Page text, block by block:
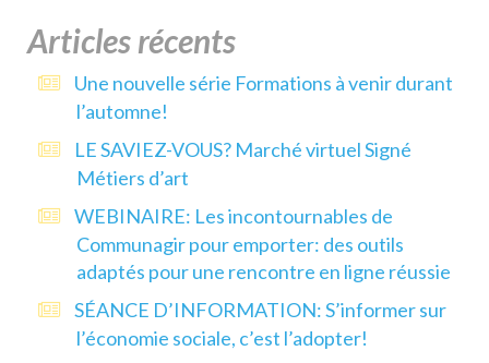
Articles récents
Une nouvelle série Formations à venir durant
l’automne!
LE SAVIEZ-VOUS? Marché virtuel Signé
Métiers d’art
WEBINAIRE: Les incontournables de
Communagir pour emporter: des outils
adaptés pour une rencontre en ligne réussie
SÉANCE D’INFORMATION: S’informer sur
l’économie sociale, c’est l’adopter!